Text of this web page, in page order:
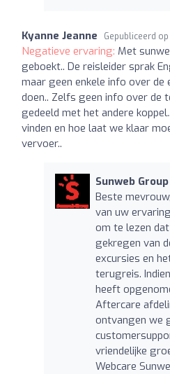
Kyanne Jeanne Gepubliceerd op
Negatieve ervaring: Met
geboekt.. De reisleider sprak
maar geen enkele info over de
doen.. Zelfs geen info over de
gedeeld met het andere
vinden en hoe laat we klaar
vervoer..
Sunweb Group
Beste
van uw
om te lezen
gekregen van
excursies en
terugreis.
heeft
Aftercare
ontvangen we
vriendelijke
Webcare